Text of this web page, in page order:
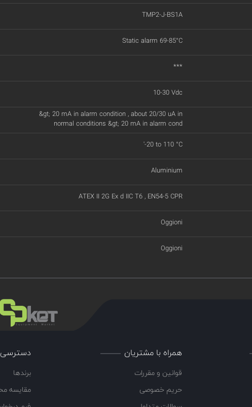
TMP2-J-BS1A
Static alarm 69-85°C
***
10-30 Vdc
&gt; 20 mA in alarm condition , about 20/30 uA in
normal conditions &gt; 20 mA in alarm cond
'-20 to 110 °C
Aluminium
ATEX II 2G Ex d IIC T6 , EN54-5 CPR
Oggioni
Oggioni
همراه با مشتریان
قوانین و مقررات
حریم خصوصی
برندها
مقایسه